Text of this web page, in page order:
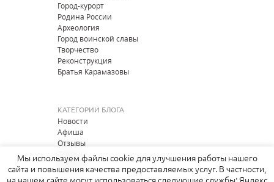
Мы используем файлы cookie для улучшения работы нашего
сайта и повышения качества предоставляемых услуг. В частности,
Город-курорт
Родина России
Археология
Город воинской славы
Творчество
Реконструкция
Братья Карамазовы
КАТЕГОРИИ БЛОГА
Новости
Афиша
Отзывы
Опросы